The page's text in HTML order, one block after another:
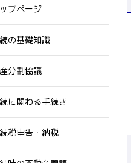
プページ
の基礎知識
分割協議
に関わる手続き
税申告・納税